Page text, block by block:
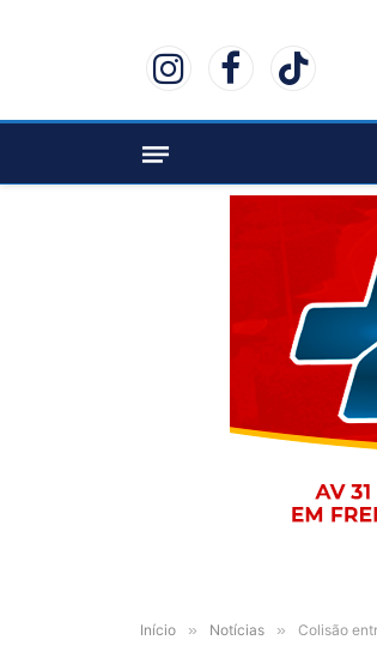
InstagramFacebookTikTok
Início » Notícias » Colisão